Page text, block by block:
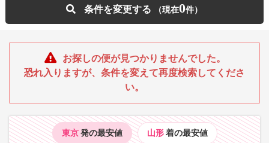
条件を変更する 0
お探しの便が見つかりませんでした。
恐れ入りますが、条件を変えて再度検索してくださ
い。
東京 発の最安値 山形 着の最安値